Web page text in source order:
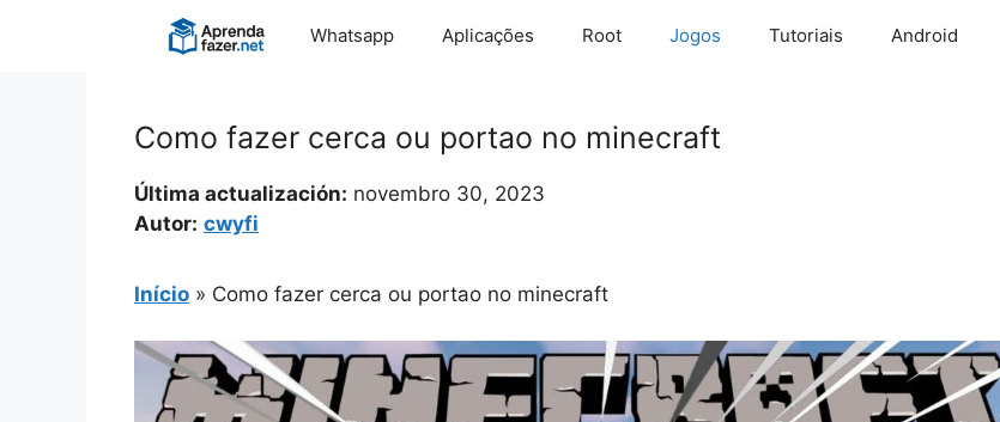
Whatsapp Aplicações Root Jogos Tutoriais Android
Como fazer cerca ou portao no minecraft
Última actualización: novembro 30, 2023
Autor: cwyfi
Início » Como fazer cerca ou portao no minecraft